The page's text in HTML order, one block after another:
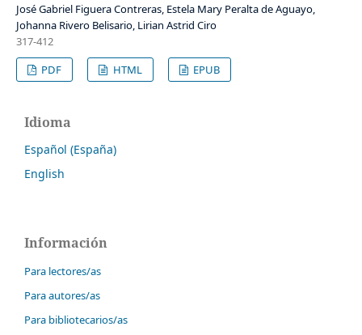
José Gabriel Figuera Contreras, Estela Mary Peralta de Aguayo,
Johanna Rivero Belisario, Lirian Astrid Ciro
317-412
PDF
HTML EPUB
Idioma
Español (España)
English
Información
Para lectores/as
Para autores/as
Para bibliotecarios/as